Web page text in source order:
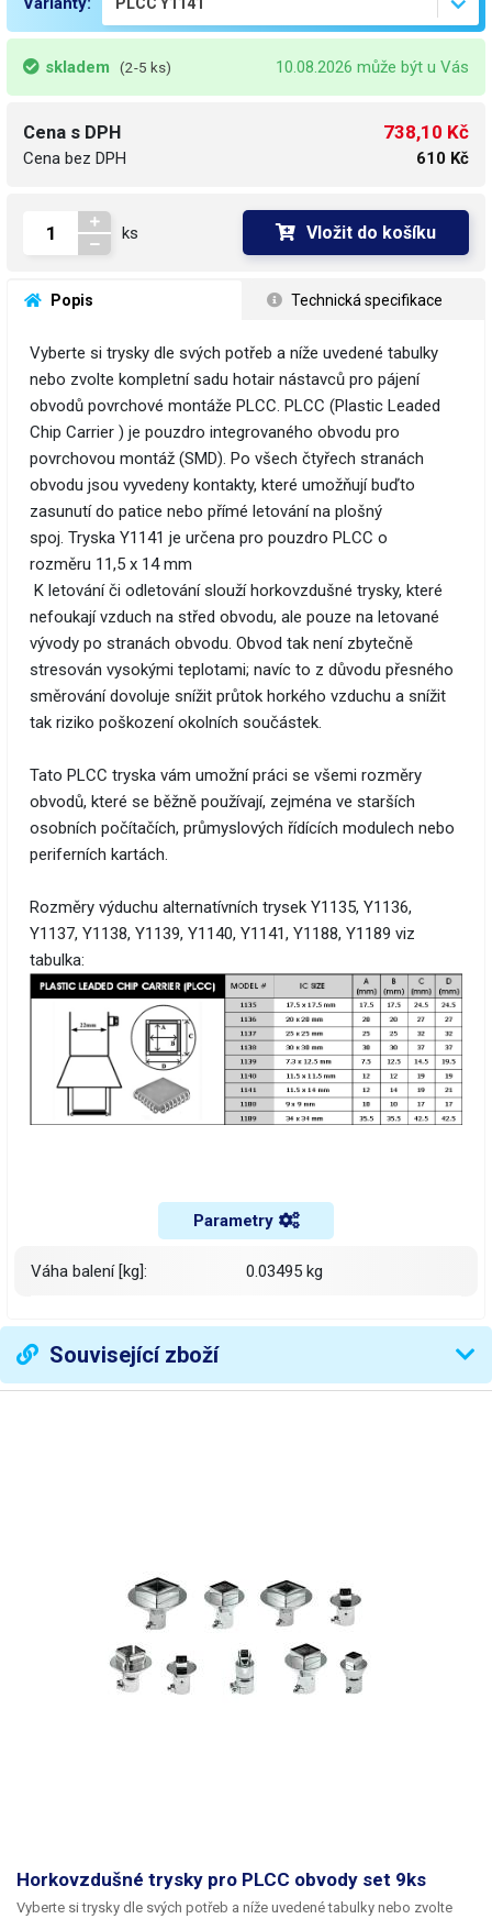
skladem (2-5 ks) 10.08.2026 může být u Vás
Cena s DPH
Cena bez DPH
738,10 Kč
610 Kč
ks Vložit do košíku
Popis Technická specifikace
Vyberte si trysky dle svých potřeb a níže uvedené tabulky
nebo zvolte kompletní sadu hotair nástavců pro pájení
obvodů povrchové montáže PLCC. PLCC (Plastic Leaded
Chip Carrier ) je pouzdro integrovaného obvodu pro
povrchovou montáž (SMD). Po všech čtyřech stranách
obvodu jsou vyvedeny kontakty, které umožňují buďto
zasunutí do patice nebo přímé letování na plošný
spoj. Tryska Y1141 je určena pro pouzdro PLCC o
rozměru 11,5 x 14 mm
K letování či odletování slouží horkovzdušné trysky, které
nefoukají vzduch na střed obvodu, ale pouze na letované
vývody po stranách obvodu. Obvod tak není zbytečně
stresován vysokými teplotami; navíc to z důvodu přesného
směrování dovoluje snížit průtok horkého vzduchu a snížit
tak riziko poškození okolních součástek.
Tato PLCC tryska vám umožní práci se všemi rozměry
obvodů, které se běžně používají, zejména ve starších
osobních počítačích, průmyslových řídících modulech nebo
periferních kartách.
Rozměry výduchu alternatívních trysek Y1135, Y1136,
Y1137, Y1138, Y1139, Y1140, Y1141, Y1188, Y1189 viz
tabulka:
Parametry
Váha balení [kg]: 0.03495 kg
Související zboží
Horkovzdušné trysky pro PLCC obvody set 9ks
Vyberte si trysky dle svých potřeb a níže uvedené tabulky nebo zvolte